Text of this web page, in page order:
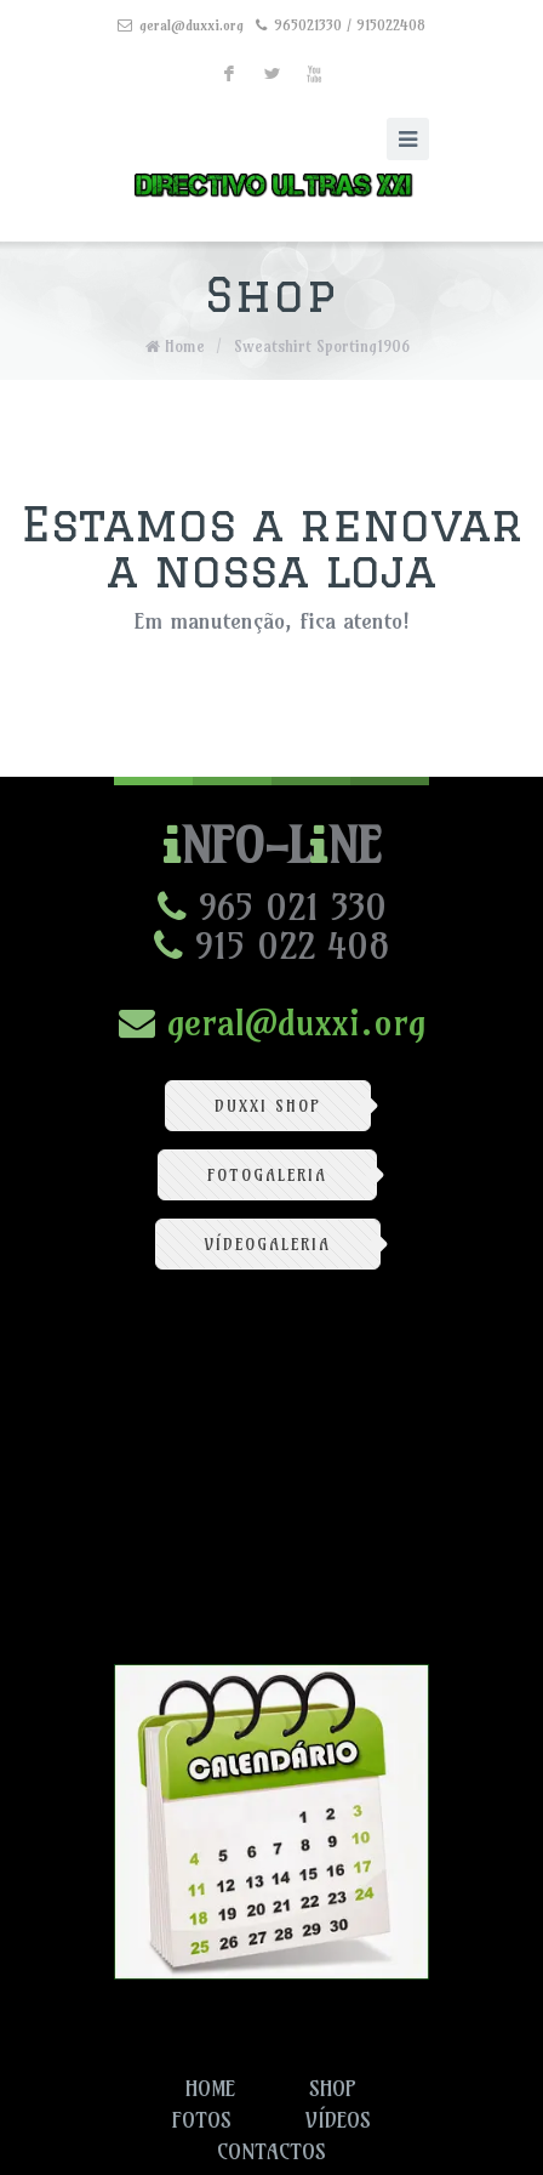
geral@duxxi.org 965021330 / 915022408
F L X
Shop
Home / Sweatshirt Sporting1906
Estamos a renovar
a nossa loja
Em manutenção, fica atento!
NFO-L NE
965 021 330
915 022 408
geral@duxxi.org
DUXXI SHOP
FOTOGALERIA
VÍDEOGALERIA
HOME
SHOP
FOTOS
VÍDEOS
CONTACTOS